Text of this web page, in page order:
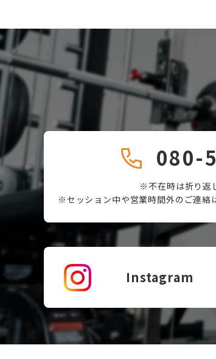
080-
※不在時は折り返
※セッション中や営業時間外のご連絡
Instagram